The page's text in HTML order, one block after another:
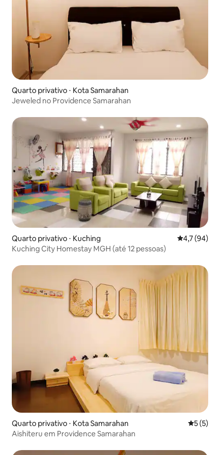
Quarto privativo ⋅ Kota Samarahan
Jeweled no Providence Samarahan
Quarto privativo ⋅ Kuching 4,7 de uma
4,7 (94)
Kuching City Homestay MGH (até 12 pessoas)
Quarto privativo ⋅ Kota Samarahan 5 de
5 (5)
Aishiteru em Providence Samarahan